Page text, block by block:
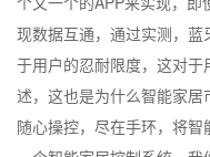
现数据互通，通过实测，
于用户的忍耐限度，这对
述，这也是为什么智能家居
随心操控，尽在手环，将